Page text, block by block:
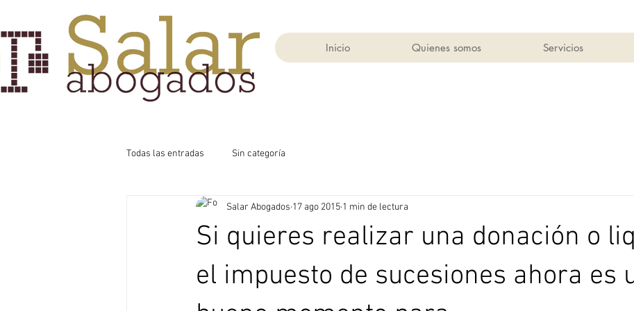
Inicio Quienes somos Servicios
Todas las entradas Sin categoría
Si quieres realizar una donación o
el impuesto de sucesiones ahora es
Salar Abogados 17 ago 2015 1 min de lectura